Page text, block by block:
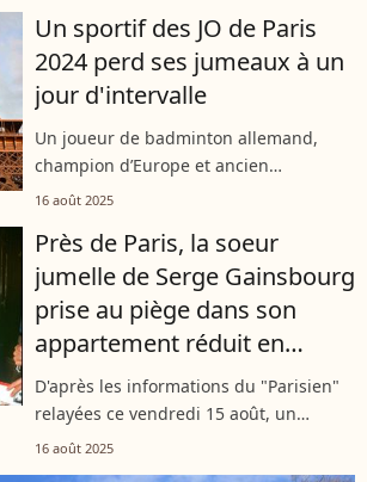
transportée en urgence absolue...
Un sportif des JO de Paris
2024 perd ses jumeaux à un
jour d'intervalle
Un joueur de badminton allemand,
champion d’Europe et ancien
participant aux Jeux olympiques de
Le 14 août 2025, il a annoncé sur
Instagram...
16 août 2025
Près de Paris, la soeur
jumelle de Serge Gainsbourg
prise au piège dans son
appartement réduit en
cendres
D'après les informations du "Parisien"
relayées ce vendredi 15 août, un
incendie s'est malheureusement
16 août 2025